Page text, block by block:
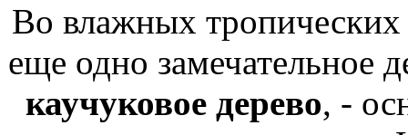
Во влажных
еще одно замечательное
каучуковое дерево, -